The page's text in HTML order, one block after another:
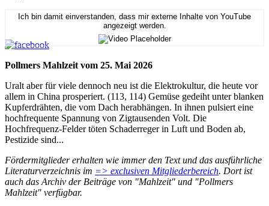
Ich bin damit einverstanden, dass mir externe Inhalte von YouTube
angezeigt werden.
Pollmers Mahlzeit vom 25. Mai 2026
Uralt aber für viele dennoch neu ist die Elektrokultur, die heute vor
allem in China prosperiert. (113, 114) Gemüse gedeiht unter blanken
Kupferdrähten, die vom Dach herabhängen. In ihnen pulsiert eine
hochfrequente Spannung von Zigtausenden Volt. Die
Hochfrequenz-Felder töten Schaderreger in Luft und Boden ab,
Pestizide sind...
Fördermitglieder erhalten wie immer den Text und das ausführliche
Literaturverzeichnis im => exclusiven Mitgliederbereich. Dort ist
auch das Archiv der Beiträge von "Mahlzeit" und "Pollmers
Mahlzeit" verfügbar.